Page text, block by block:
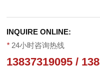
INQUIRE ONLINE:
* 24小时咨询热线
13837319095 /